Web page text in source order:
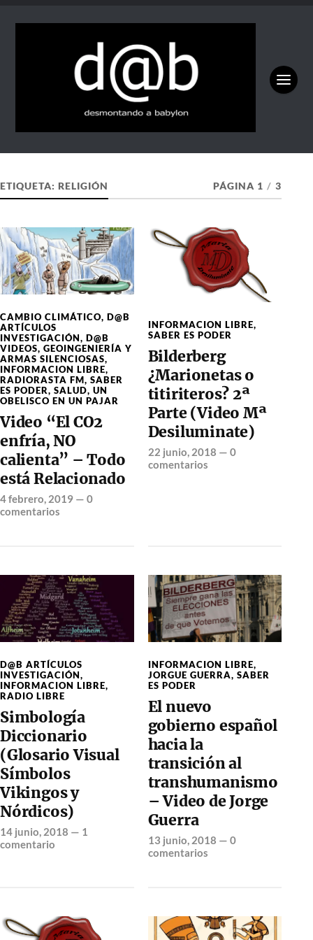
ETIQUETA: RELIGIÓN PÁGINA 1 / 3
CAMBIO CLIMÁTICO, D@B
ARTÍCULOS
INVESTIGACIÓN, D@B
VIDEOS, GEOINGENIERÍA Y
ARMAS SILENCIOSAS,
INFORMACION LIBRE,
RADIORASTA FM, SABER
ES PODER, SALUD, UN
OBELISCO EN UN PAJAR
Video “El CO2
enfría, NO
calienta” – Todo
está Relacionado
4 febrero, 2019 — 0
comentarios
INFORMACION LIBRE,
SABER ES PODER
Bilderberg
¿Marionetas o
titiriteros? 2ª
Parte (Video Mª
Desiluminate)
22 junio, 2018 — 0
comentarios
D@B ARTÍCULOS
INVESTIGACIÓN,
INFORMACION LIBRE,
RADIO LIBRE
Simbología
Diccionario
(Glosario Visual
Símbolos
Vikingos y
Nórdicos)
14 junio, 2018 — 1
comentario
INFORMACION LIBRE,
JORGUE GUERRA, SABER
ES PODER
El nuevo
gobierno español
hacia la
transición al
transhumanismo
– Video de Jorge
Guerra
13 junio, 2018 — 0
comentarios